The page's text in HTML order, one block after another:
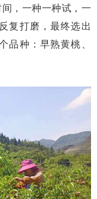
，一种一种试，一
复打磨，最终选出
品种：早熟黄桃、